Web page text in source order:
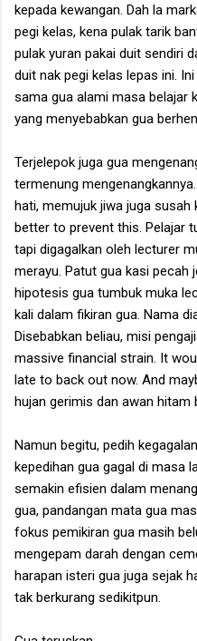
kepada kewangan. Dah la
pegi kelas, kena pulak tarik
pulak yuran pakai duit sendiri
duit nak pegi kelas lepas ini.
sama gua alami masa belajar
yang menyebabkan gua
Terjelepok juga gua
termenung
hati, memujuk jiwa juga
better to prevent this. Pelajar
tapi digagalkan oleh lecturer
merayu. Patut gua kasi pecah
hipotesis gua tumbuk muka
kali dalam fikiran gua. Nama
Disebabkan beliau, misi
massive financial strain. It
late to back out now. And
hujan gerimis dan awan hitam
Namun begitu, pedih
kepedihan gua gagal di masa
semakin efisien dalam
gua, pandangan mata gua
fokus pemikiran gua masih
mengepam darah dengan
harapan isteri gua juga sejak
tak berkurang sedikitpun.